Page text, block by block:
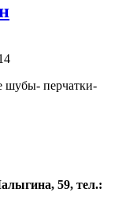
шубы- перчатки-
59, тел.: